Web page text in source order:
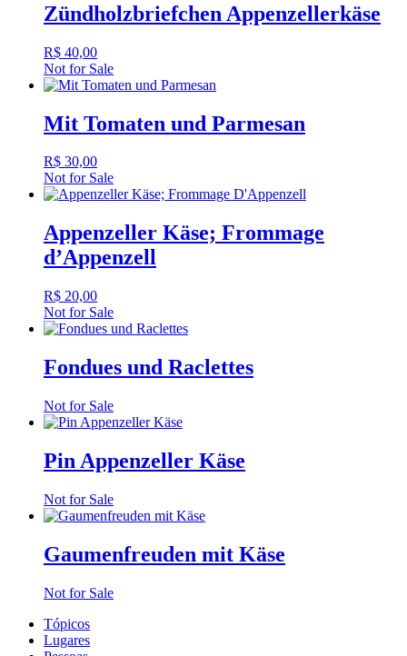
Zündholzbriefchen Appenzellerkäse
R$ 40,00
Not for Sale
Mit Tomaten und Parmesan
R$ 30,00
Not for Sale
Appenzeller Käse; Frommage
d’Appenzell
R$ 20,00
Not for Sale
Fondues und Raclettes
Not for Sale
Pin Appenzeller Käse
Not for Sale
Gaumenfreuden mit Käse
Not for Sale
Tópicos
Lugares